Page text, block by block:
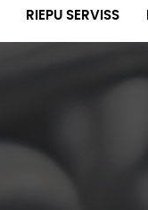
RIEPU SERVISS